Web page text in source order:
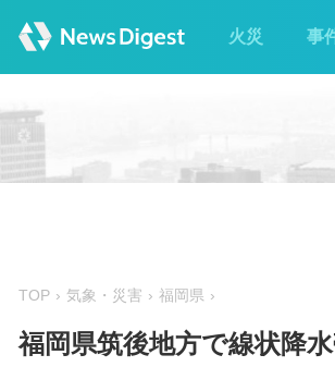
火災 事
TOP 気象・災害 福岡県
福岡県筑後地方で線状降